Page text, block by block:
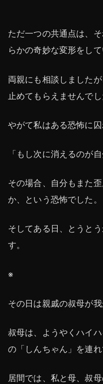
ただ一つの共通点は、
らかの奇妙な変形をし
両親にも相談しました
止めてもらえませんでし
やがて私はある恐怖に
「もし次に消えるのが
その場合、自分もまた
か、という恐怖でした。
そしてある日、とうと
す。
※
その日は親戚の叔母が
叔母は、ようやくハイ
の「しんちゃん」を連
居間では、私と母、叔